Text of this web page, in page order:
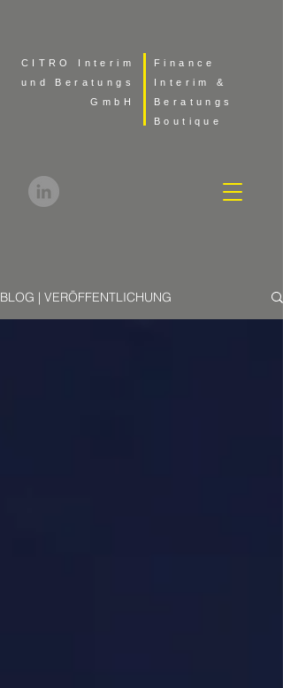
CITRO Interim
und Beratungs
GmbH
Finance
Interim &
Beratungs
Boutique
BLOG | VERÖFFENTLICHUNG